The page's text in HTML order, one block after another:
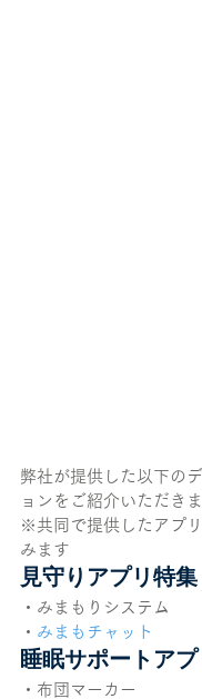
弊社が提供した以下の
ョンをご紹介いただき
※共同で提供したアプ
みます
見守りアプリ特集
・みまもりシステム
・ みまもチャット
睡眠サポートア
・布団マーカー